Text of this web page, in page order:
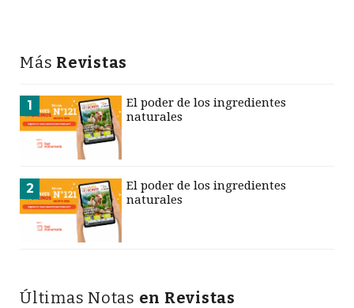
Más Revistas
1
El poder de los ingredientes
naturales
2
El poder de los ingredientes
naturales
Últimas Notas en Revistas